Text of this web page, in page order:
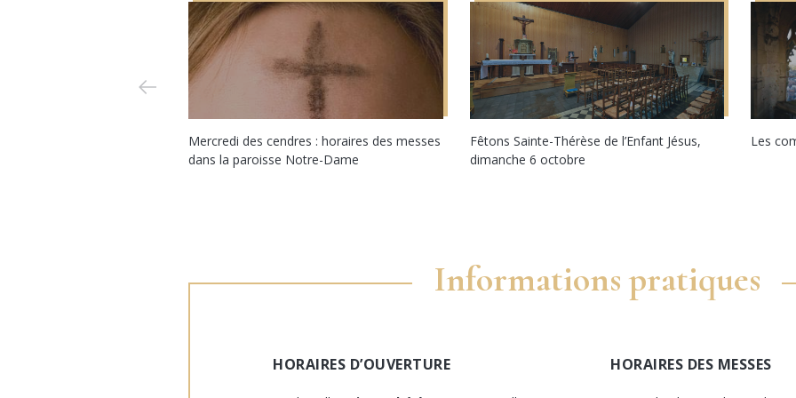
Mercredi des cendres : horaires des messes
dans la paroisse Notre-Dame
Fêtons Sainte-Thérèse de l’Enfant Jésus,
dimanche 6 octobre
Les
Informations pratiques
HORAIRES D’OUVERTURE HORAIRES DES MESSES